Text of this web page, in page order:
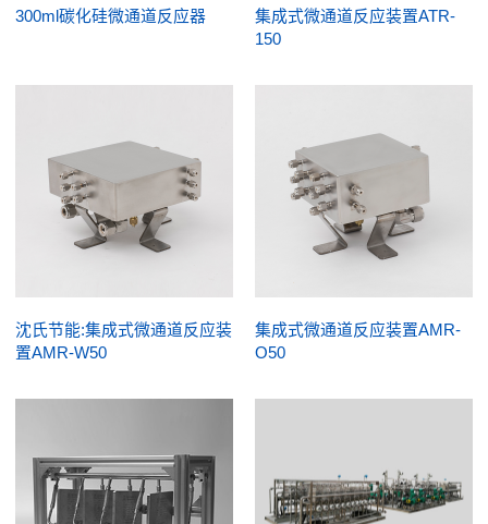
300ml碳化硅微通道反应器
集成式微通道反应装置ATR-
150
沈氏节能:集成式微通道反应装
置AMR-W50
集成式微通道反应装置AMR-
O50